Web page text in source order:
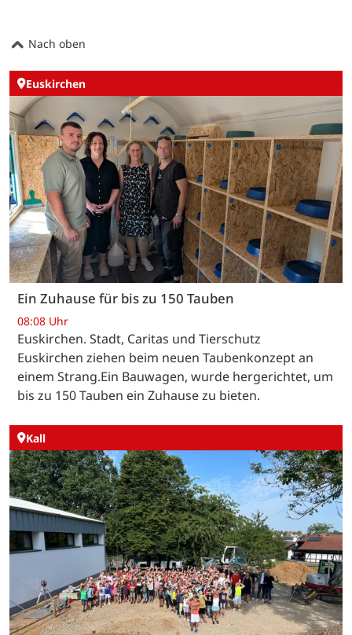
Nach oben
Euskirchen
Ein Zuhause für bis zu 150 Tauben
08:08 Uhr
Euskirchen. Stadt, Caritas und Tierschutz
Euskirchen ziehen beim neuen Taubenkonzept an
einem Strang.Ein Bauwagen, wurde hergerichtet, um
bis zu 150 Tauben ein Zuhause zu bieten.
Kall